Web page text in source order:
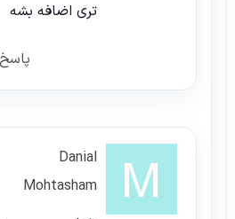
تری اضافه بشه
پاسخ
Danial
Mohtasham